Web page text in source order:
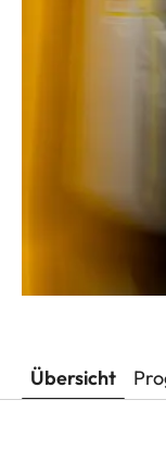
Übersicht